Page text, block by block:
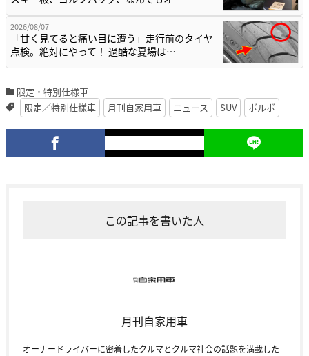
2026/08/07
「甘く見てると痛い目に遭う」走行前のタイヤ
点検。絶対にやって！ 過酷な夏場は…
限定・特別仕様車
限定／特別仕様車
月刊自家用車 ニュース SUV ボルボ
この記事を書いた人
月刊自家用車
オーナードライバーに密着したクルマとクルマ社会の話題を満載した